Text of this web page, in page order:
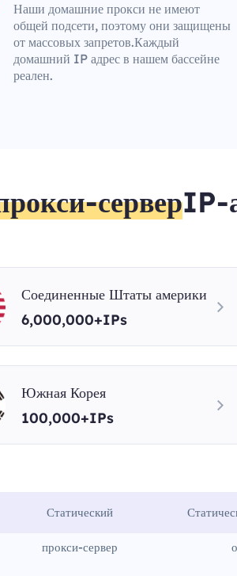
Наши домашние прокси не имеют
общей подсети, поэтому они защищены
от массовых запретов.Каждый
домашний IP адрес в нашем бассейне
реален.
серверIP-
Соединенные Штаты америки
6,000,000+IPs
Южная Корея
100,000+IPs
Статический
прокси-сервер